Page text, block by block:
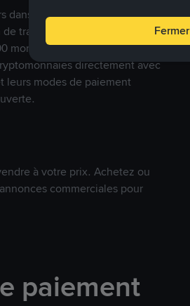
dans le monde, Binance P2P
trades en cryptomonnaies
monnaies fiat. Les utilisateurs
directement avec
leurs modes de paiement
à votre prix. Achetez ou
commerciales pour
paiement
Fermer